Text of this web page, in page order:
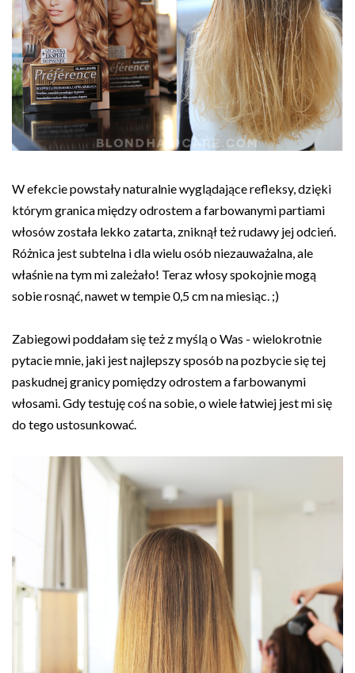
W efekcie powstały naturalnie wyglądające refleksy, dzięki
którym granica między odrostem a farbowanymi partiami
włosów została lekko zatarta, zniknął też rudawy jej odcień.
Różnica jest subtelna i dla wielu osób niezauważalna, ale
właśnie na tym mi zależało! Teraz włosy spokojnie mogą
sobie rosnąć, nawet w tempie 0,5 cm na miesiąc. ;)
Zabiegowi poddałam się też z myślą o Was - wielokrotnie
pytacie mnie, jaki jest najlepszy sposób na pozbycie się tej
paskudnej granicy pomiędzy odrostem a farbowanymi
włosami. Gdy testuję coś na sobie, o wiele łatwiej jest mi się
do tego ustosunkować.